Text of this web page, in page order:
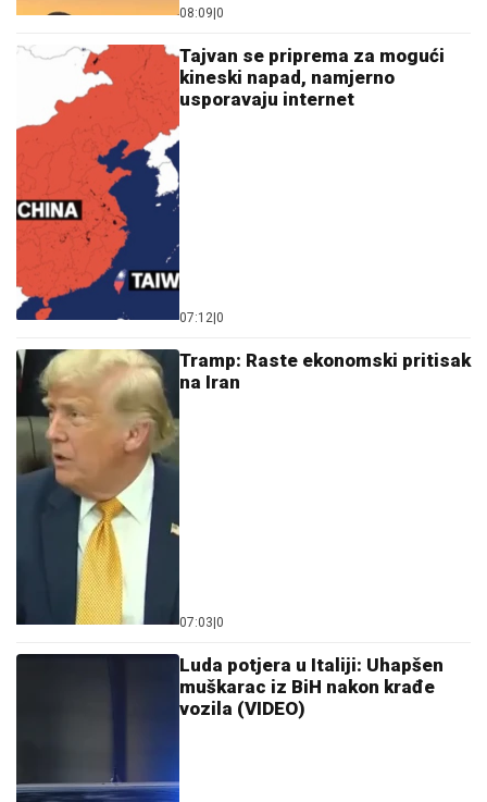
08:09 0
Tajvan se priprema za mogući
kineski napad, namjerno
usporavaju internet
07:12 0
Tramp: Raste ekonomski pritisak
na Iran
07:03 0
Luda potjera u Italiji: Uhapšen
muškarac iz BiH nakon krađe
vozila (VIDEO)